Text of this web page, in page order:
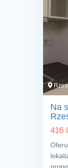
Na
416